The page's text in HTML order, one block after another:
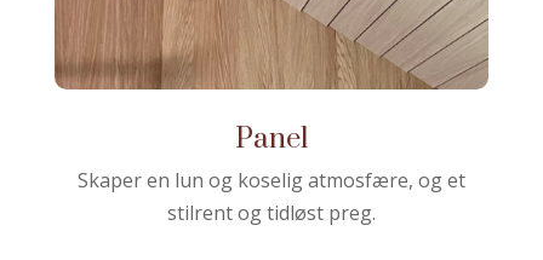
Panel
Skaper en lun og koselig atmosfære, og et
stilrent og tidløst preg.